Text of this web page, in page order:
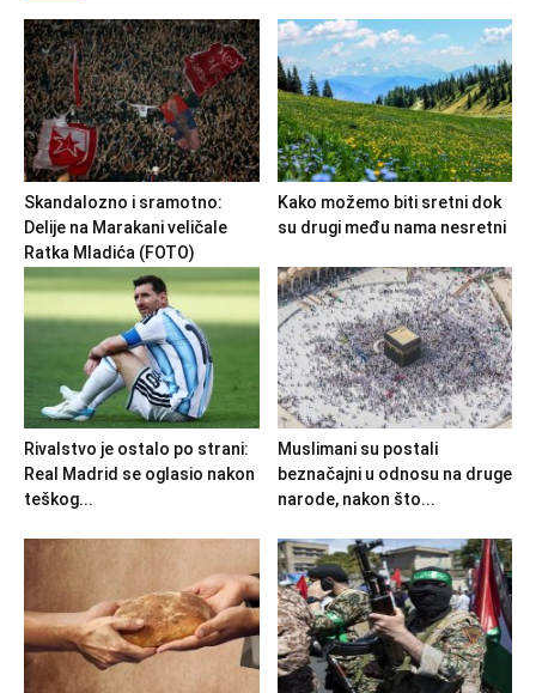
Skandalozno i sramotno:
Delije na Marakani veličale
Ratka Mladića (FOTO)
Kako možemo biti sretni dok
su drugi među nama nesretni
Rivalstvo je ostalo po strani:
Real Madrid se oglasio nakon
teškog...
Muslimani su postali
beznačajni u odnosu na druge
narode, nakon što...